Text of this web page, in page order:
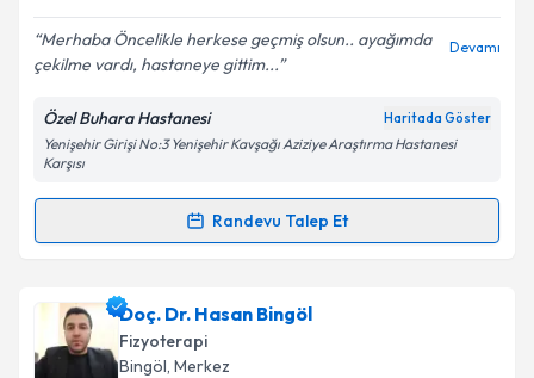
Kişisel verilerimin işlenmesine ilişkinAydınlatma
Metni'ni okudum ve kişisel verilerimin belirtilen
Merhaba Öncelikle herkese geçmiş olsun.. ayağımda
çekilme vardı, hastaneye gittim...
Devamı
Özel Buhara Hastanesi Haritada Göster
Yenişehir Girişi No:3 Yenişehir Kavşağı Aziziye Araştırma Hastanesi
Karşısı
Randevu Talep Et
Randevu Takvimi Talebi
Fzt. Emrah Ardıçiçin randevu takvimi talebi
oluşturun. Size bu uzmandan randevu almanız için bir
takvim hazırlandığında e-posta ile bilgilendireceğiz.
Doç. Dr. Hasan Bingöl
Fizyoterapi
Bingöl, Merkez